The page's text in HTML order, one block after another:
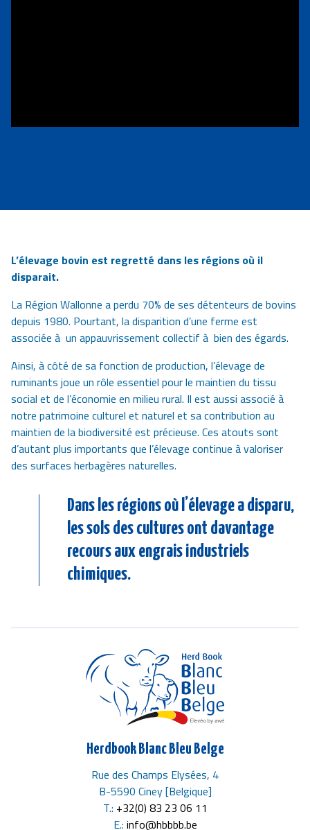
L’élevage bovin est regretté dans les régions où il
disparait.
La Région Wallonne a perdu 70% de ses détenteurs de bovins
depuis 1980. Pourtant, la disparition d’une ferme est
associée à un appauvrissement collectif à bien des égards.
Ainsi, à côté de sa fonction de production, l’élevage de
ruminants joue un rôle essentiel pour le maintien du tissu
social et de l’économie en milieu rural. Il est aussi associé à
notre patrimoine culturel et naturel et sa contribution au
maintien de la biodiversité est précieuse. Ces atouts sont
d’autant plus importants que l’élevage continue à valoriser
des surfaces herbagères naturelles.
Dans les régions où l’élevage a disparu,
les sols des cultures ont davantage
recours aux engrais industriels
chimiques.
Herdbook Blanc Bleu Belge
Rue des Champs Elysées, 4
B-5590 Ciney [Belgique]
T.: +32(0) 83 23 06 11
E.: info@hbbbb.be